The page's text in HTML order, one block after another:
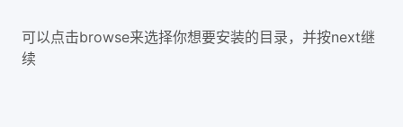
可以点击browse来选择你想要安装的目录，并按next继
续